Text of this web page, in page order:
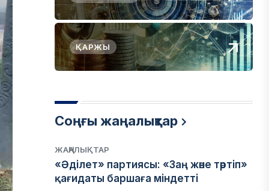
ҚАРЖЫ
Соңғы жаңалықтар
ЖАҢАЛЫҚТАР
«Әділет» партиясы: «Заң және тәртіп»
қағидаты баршаға міндетті